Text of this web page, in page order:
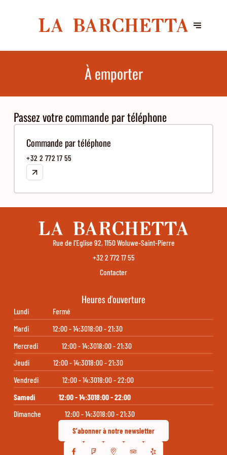
À emporter
Passez votre commande par téléphone
Commande par téléphone
+32 2 772 17 55
Rue de l'Eglise 92, 1150 Woluwe-Saint-Pierre
+32 2 772 17 55
Contacter
Heures d'ouverture
Lundi
Fermé
Mardi
12:00 - 14:3018:00 - 21:30
Mercredi
12:00 - 14:3018:00 - 21:30
Jeudi
12:00 - 14:3018:00 - 21:30
Vendredi
12:00 - 14:3018:00 - 22:00
Samedi
12:00 - 14:3018:00 - 22:00
Dimanche
12:00 - 14:3018:00 - 21:30
S'abonner à notre newsletter